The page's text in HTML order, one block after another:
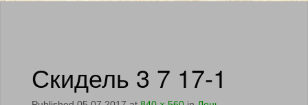
Скидель 3 7 17-1